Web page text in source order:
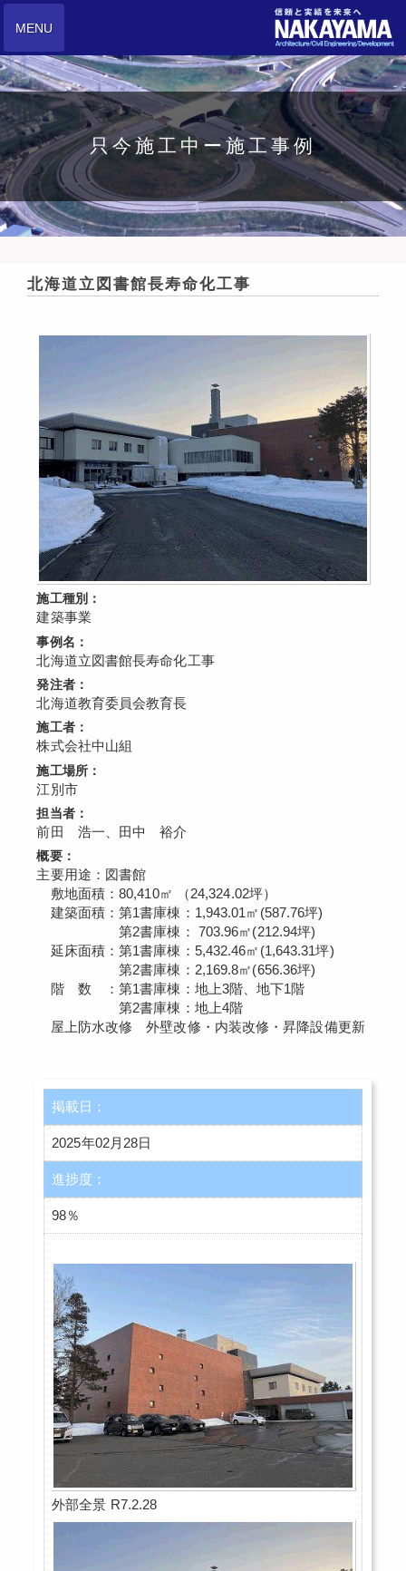
MENU
只今施工中ー施工事例
北海道立図書館長寿命化工事
施工種別：
建築事業
事例名：
北海道立図書館長寿命化工事
発注者：
北海道教育委員会教育長
施工者：
株式会社中山組
施工場所：
江別市
担当者：
前田 浩一、田中 裕介
概要：
主要用途：図書館
敷地面積：80,410㎡ （24,324.02坪）
建築面積：第1書庫棟：1,943.01㎡(587.76坪)
第2書庫棟： 703.96㎡(212.94坪)
延床面積：第1書庫棟：5,432.46㎡(1,643.31坪)
第2書庫棟：2,169.8㎡(656.36坪)
階 数 ：第1書庫棟：地上3階、地下1階
第2書庫棟：地上4階
屋上防水改修 外壁改修・内装改修・昇降設備更新
掲載日：
2025年02月28日
進捗度：
98％
外部全景 R7.2.28